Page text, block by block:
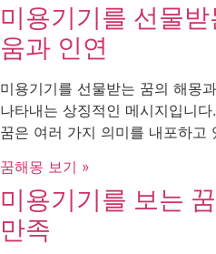
미용기기를 선물
움과 인연
미용기기를 선물받는 꿈의 해몽
나타내는 상징적인 메시지입니
꿈은 여러 가지 의미를 내포하고
꿈해몽 보기 »
미용기기를 보는
만족